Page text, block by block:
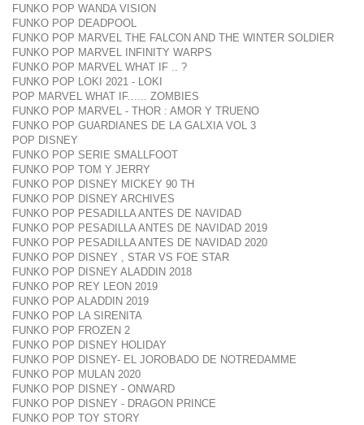
FUNKO POP WANDA VISION
FUNKO POP DEADPOOL
FUNKO POP MARVEL THE FALCON AND THE WINTER SOLDIER
FUNKO POP MARVEL INFINITY WARPS
FUNKO POP MARVEL WHAT IF .. ?
FUNKO POP LOKI 2021 - LOKI
POP MARVEL WHAT IF...... ZOMBIES
FUNKO POP MARVEL - THOR : AMOR Y TRUENO
FUNKO POP GUARDIANES DE LA GALXIA VOL 3
POP DISNEY
FUNKO POP SERIE SMALLFOOT
FUNKO POP TOM Y JERRY
FUNKO POP DISNEY MICKEY 90 TH
FUNKO POP DISNEY ARCHIVES
FUNKO POP PESADILLA ANTES DE NAVIDAD
FUNKO POP PESADILLA ANTES DE NAVIDAD 2019
FUNKO POP PESADILLA ANTES DE NAVIDAD 2020
FUNKO POP DISNEY , STAR VS FOE STAR
FUNKO POP DISNEY ALADDIN 2018
FUNKO POP REY LEON 2019
FUNKO POP ALADDIN 2019
FUNKO POP LA SIRENITA
FUNKO POP FROZEN 2
FUNKO POP DISNEY HOLIDAY
FUNKO POP DISNEY- EL JOROBADO DE NOTREDAMME
FUNKO POP MULAN 2020
FUNKO POP DISNEY - ONWARD
FUNKO POP DISNEY - DRAGON PRINCE
FUNKO POP TOY STORY